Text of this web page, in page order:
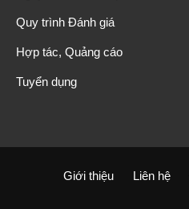
Quy trình Đánh giá
Hợp tác, Quảng cáo
Tuyển dụng
Giới thiệu Liên hệ